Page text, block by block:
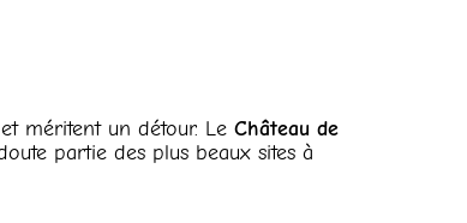
méritent un détour. Le Château de
partie des plus beaux sites à